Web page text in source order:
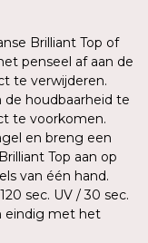
Brilliant Top of
penseel af aan de
te verwijderen.
de houdbaarheid te
te voorkomen.
en breng een
Top aan op
van één hand.
sec. UV / 30 sec.
eindig met het